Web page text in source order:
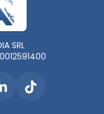
SRL